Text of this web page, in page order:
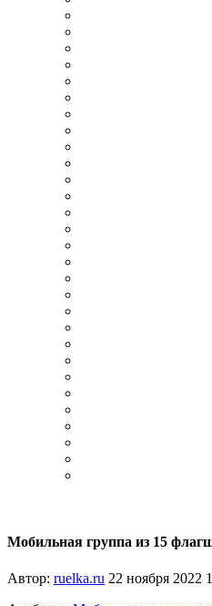
Мобильная группа из 15
Автор: ruelka.ru 22 ноября 2022